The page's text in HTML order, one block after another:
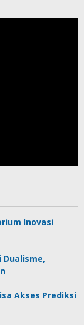
Inovasi
Dualisme,
Akses Prediksi